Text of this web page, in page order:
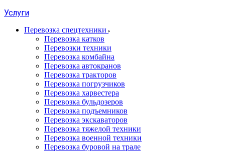
Услуги
Перевозка спецтехники
Перевозка катков
Перевозки техники
Перевозка комбайна
Перевозка автокранов
Перевозка тракторов
Перевозка погрузчиков
Перевозка харвестера
Перевозка бульдозеров
Перевозка подъемников
Перевозка экскаваторов
Перевозка тяжелой техники
Перевозка военной техники
Перевозка буровой на трале